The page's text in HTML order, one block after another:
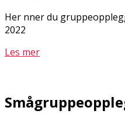
Her finner du
2022
Les mer